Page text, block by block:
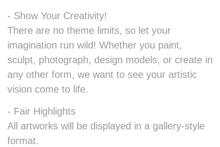
- Show Your Creativity!
There are no theme limits, so let your
imagination run wild! Whether you paint,
sculpt, photograph, design models, or create in
any other form, we want to see your artistic
vision come to life.
- Fair Highlights
All artworks will be displayed in a gallery-style
format.